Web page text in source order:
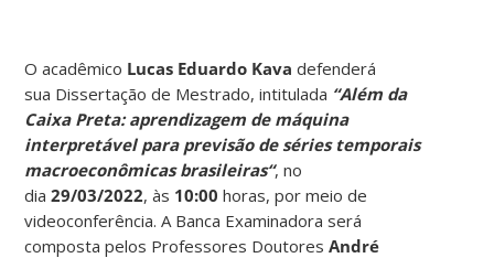
O acadêmico Lucas Eduardo Kava defenderá
sua Dissertação de Mestrado, intitulada “Além da
Caixa Preta: aprendizagem de máquina
interpretável para previsão de séries temporais
macroeconômicas brasileiras“, no
dia29/03/2022, às 10:00 horas, por meio de
videoconferência. A Banca Examinadora será
composta pelos Professores DoutoresAndré